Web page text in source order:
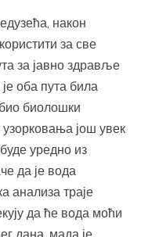
након
за све
за јавно здравље
оба пута била
биолошки
узорковања још увек
уредно из
да је вода
анализа траје
да ће вода моћи
дана, мада је